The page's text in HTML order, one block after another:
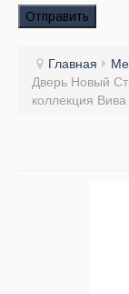
Отправить
Главная
Дверь Новый
коллекция Вива